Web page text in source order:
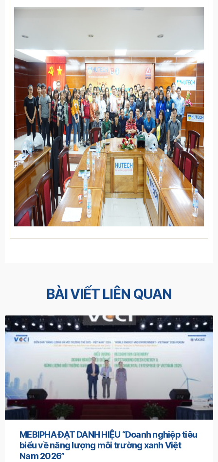
BÀI VIẾT LIÊN QUAN
MEBIPHA ĐẠT DANH HIỆU “Doanh nghiệp tiêu
biểu về năng lượng môi trường xanh Việt
Nam 2026”